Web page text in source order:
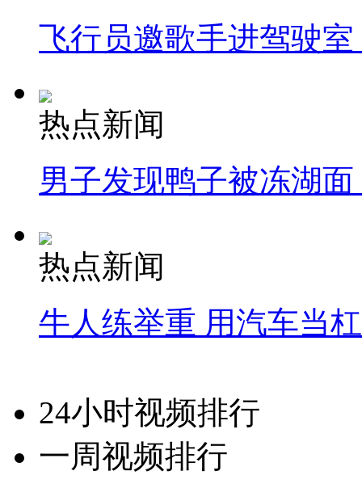
飞行员邀歌手进驾驶
热点新闻
男子发现鸭子被冻湖
热点新闻
牛人练举重 用汽车当
24小时视频排行
一周视频排行